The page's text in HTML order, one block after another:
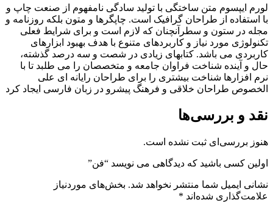
لورم ایپسوم متن ساختگی با تولید سادگی نامفهوم از صنعت چاپ و
با استفاده از طراحان گرافیک است. چاپگرها و متون بلکه روزنامه و
مجله در ستون و سطرآنچنان که لازم است و برای شرایط فعلی
تکنولوژی مورد نیاز و کاربردهای متنوع با هدف بهبود ابزارهای
کاربردی می باشد. کتابهای زیادی در شصت و سه درصد گذشته،
حال و آینده شناخت فراوان جامعه و متخصصان را می طلبد تا با
نرم افزارها شناخت بیشتری را برای طراحان رایانه ای علی
الخصوص طراحان خلاقی و فرهنگ پیشرو در زبان فارسی ایجاد کرد
نقد و بررسی‌ها
هنوز بررسی‌ای ثبت نشده است.
اولین کسی باشید که دیدگاهی می نویسد “فن”
نشانی ایمیل شما منتشر نخواهد شد. بخش‌های موردنیاز
علامت‌گذاری شده‌اند *